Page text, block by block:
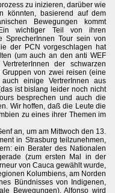
zu inizieren, darüber wie
könnten, basierend auf dem
Bewegungen kommt
wichtiger Teil von ihren
SprecherInnen Tour sein von
der PCN vorgeschlagen hat
(um auch an den anti WEF
der schwarzen
von zwei reisen (eine
einige VertrerInnen aus
ist bislang leider noch nicht
besprechen und auch die
Wir hoffen, daß die Leute die
zu eines ihrer Themen im
an, um am Mittwoch den 13.
in Strasburg teilzunehmen,
ein Berater des Nationalen
(zum ersten Mal in der
von Cauca gewählt wurde,
Kolumbiens, am Norden
Bündnisses von Indigenen,
Bewegungen). Alfonso wird